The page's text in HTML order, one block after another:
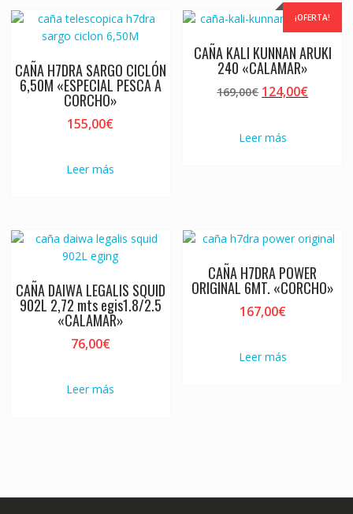
CAÑA H7DRA SARGO CICLÓN
6,50M «ESPECIAL PESCA A
CORCHO»
155,00€
Leer más
¡OFERTA!
CAÑA KALI KUNNAN ARUKI
240 «CALAMAR»
169,00€ El
era:
124,00€El
Leer más
CAÑA DAIWA LEGALIS SQUID
902L 2,72 mts egis1.8/2.5
«CALAMAR»
76,00€
Leer más
CAÑA H7DRA POWER
ORIGINAL 6MT. «CORCHO»
167,00€
Leer más